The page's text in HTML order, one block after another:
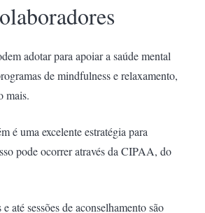
adotar para apoiar a saúde mental
de mindfulness e relaxamento,
mais.
é uma excelente estratégia para
pode ocorrer através da CIPAA, do
até sessões de aconselhamento são